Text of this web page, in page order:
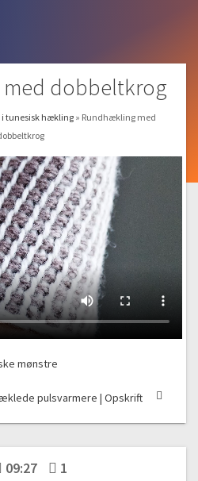
dobbeltkrog
i tunesisk hækling » Rundhækling med
mønstre
pulsvarmere | Opskrift
09:27
1